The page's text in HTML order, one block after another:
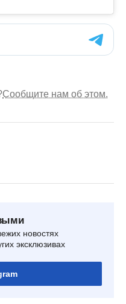
Сообщите нам об этом.
новостях
эксклюзивах